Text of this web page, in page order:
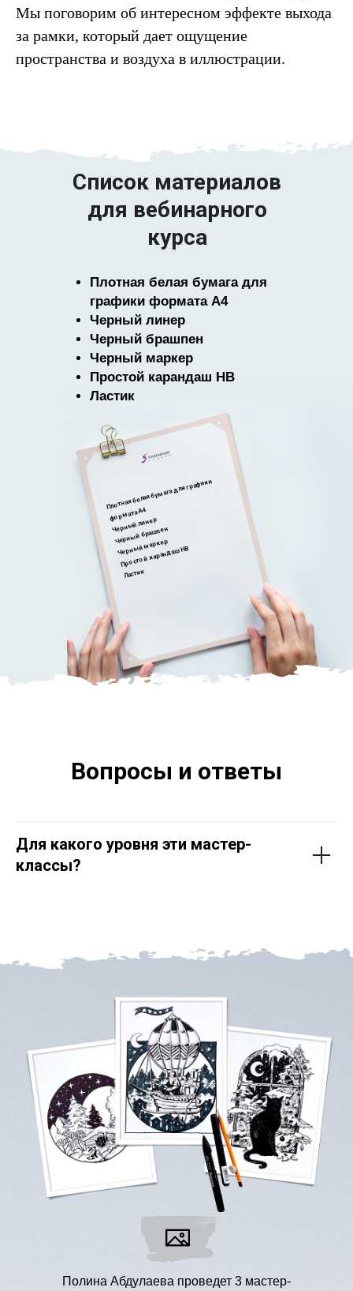
Мы поговорим об интересном эффекте выхода
за рамки, который дает ощущение
пространства и воздуха в иллюстрации.
Список материалов
для вебинарного
курса
Плотная белая бумага для графики
формата А4
Черный линер
Черный брашпен
Черный маркер
Простой карандаш HB
Ластик
Плотная белая бумага для
графики формата А4
Черный линер
Черный брашпен
Черный маркер
Простой карандаш HB
Ластик
Вопросы и ответы
Для какого уровня эти мастер-
классы?
Полина Абдулаева проведет 3 мастер-